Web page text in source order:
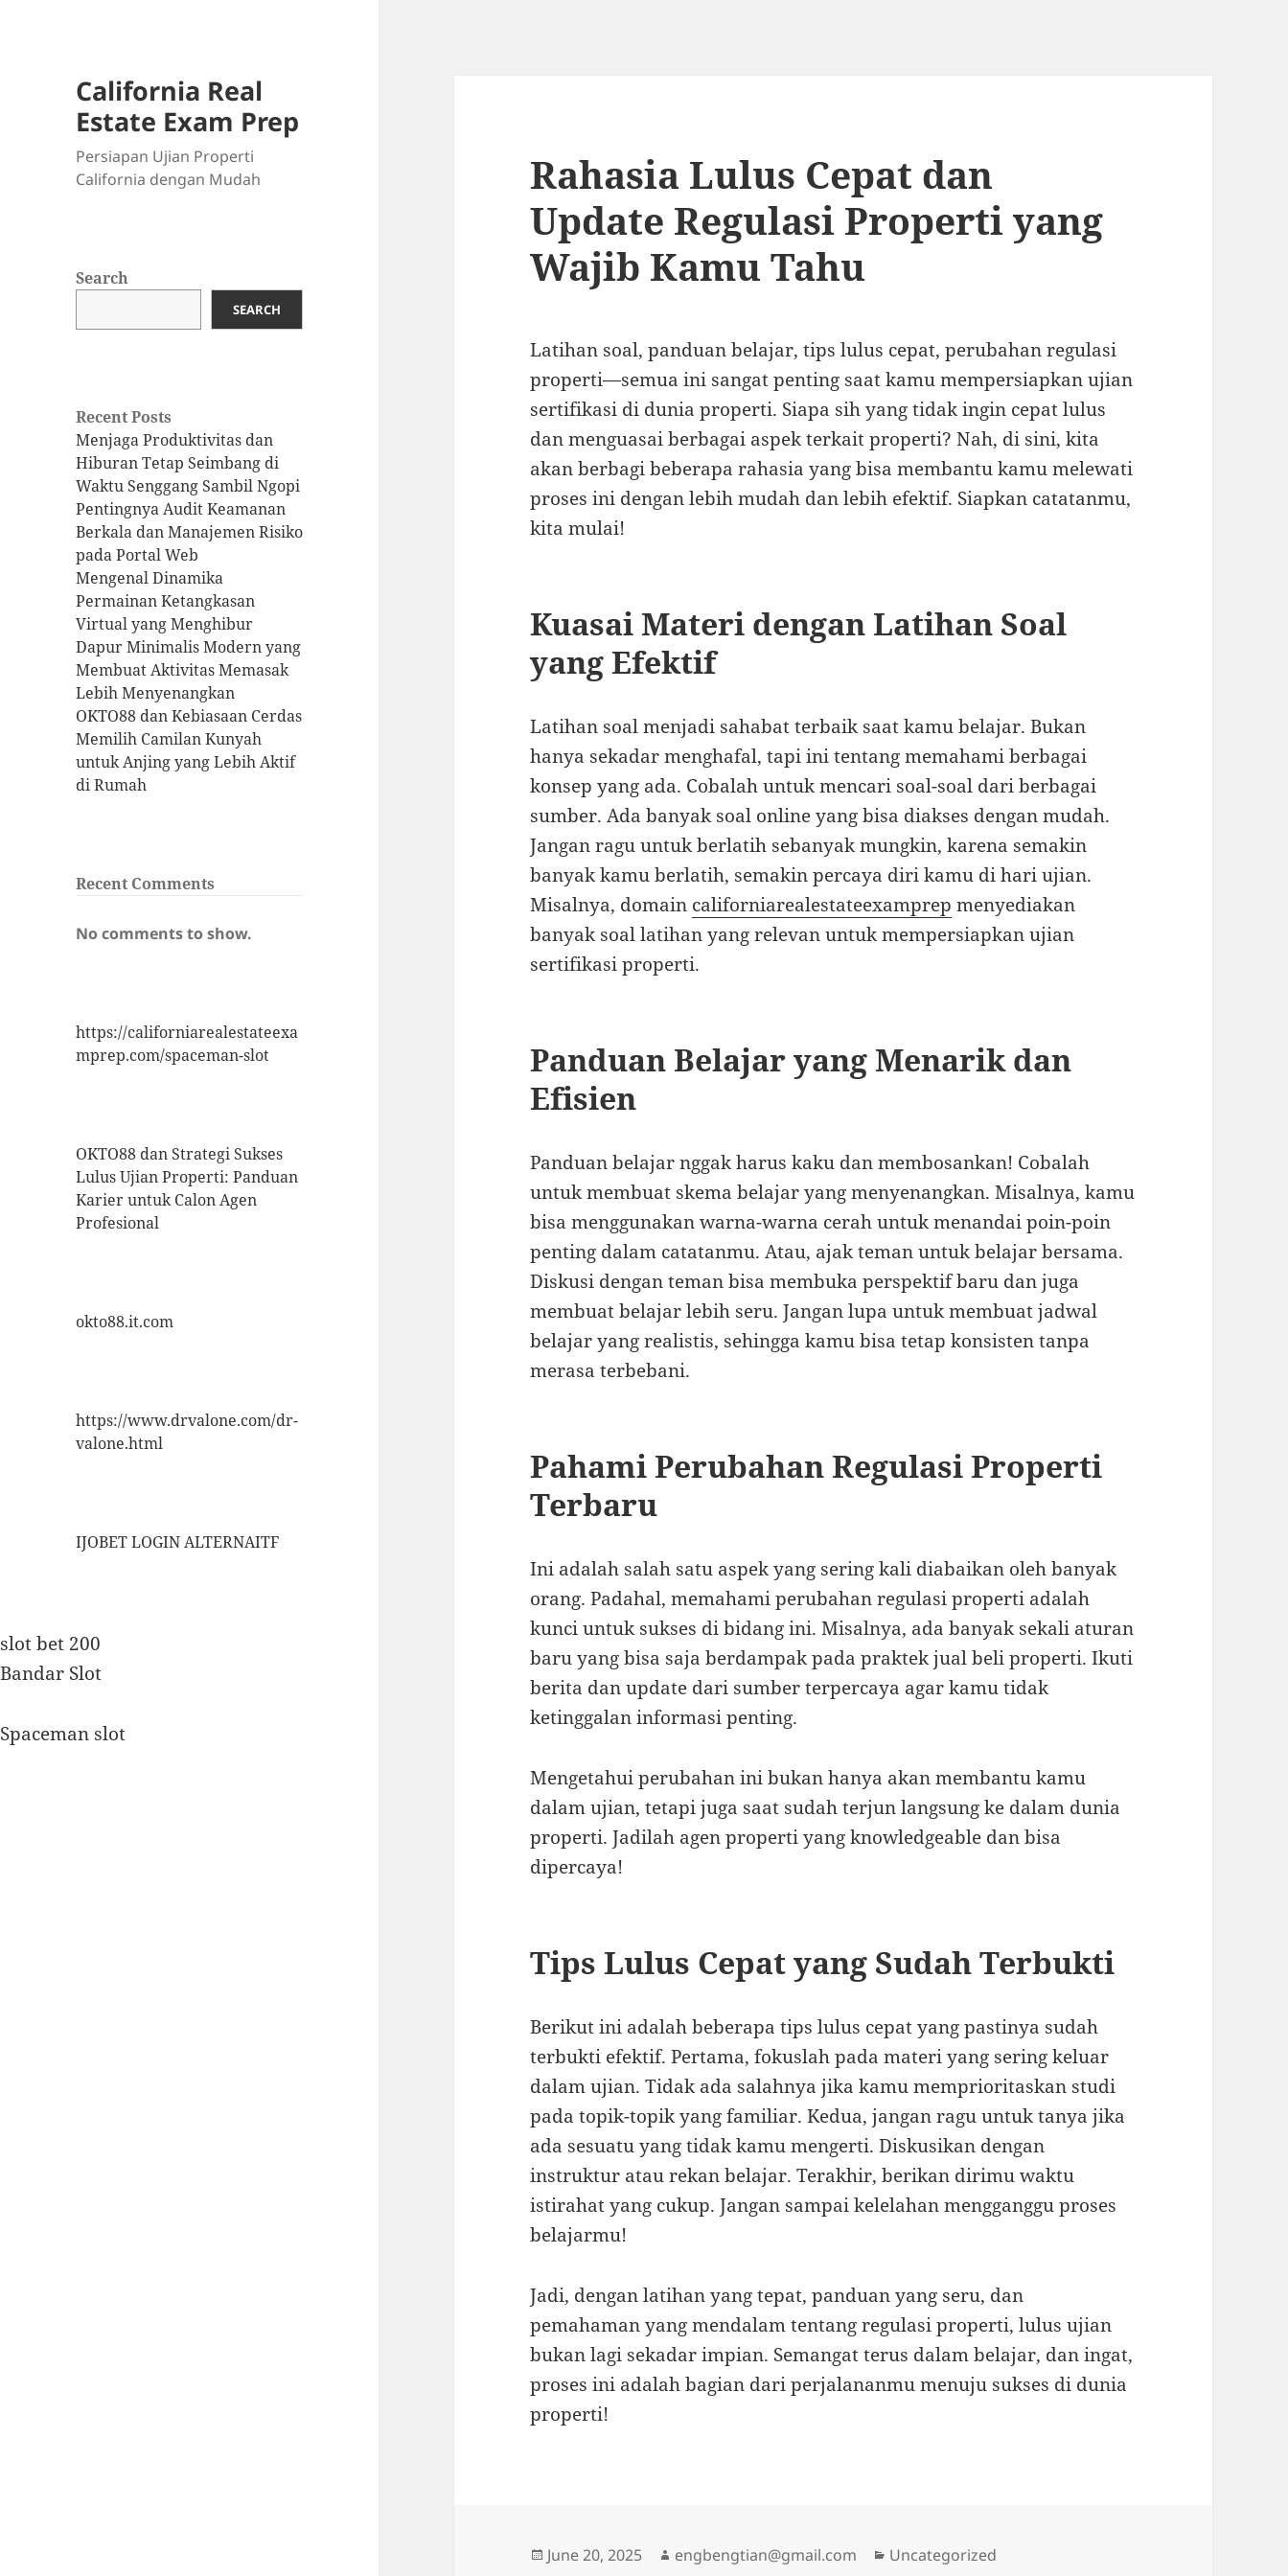
California Real
Estate Exam Prep
Persiapan Ujian Properti
California dengan Mudah
Search
SEARCH
Recent Posts
Menjaga Produktivitas dan
Hiburan Tetap Seimbang di
Waktu Senggang Sambil Ngopi
Pentingnya Audit Keamanan
Berkala dan Manajemen Risiko
pada Portal Web
Mengenal Dinamika
Permainan Ketangkasan
Virtual yang Menghibur
Dapur Minimalis Modern yang
Membuat Aktivitas Memasak
Lebih Menyenangkan
OKTO88 dan Kebiasaan Cerdas
Memilih Camilan Kunyah
untuk Anjing yang Lebih Aktif
di Rumah
Recent Comments
No comments to show.
https://californiarealestateexa
mprep.com/spaceman-slot
OKTO88 dan Strategi Sukses
Lulus Ujian Properti: Panduan
Karier untuk Calon Agen
Profesional
okto88.it.com
https://www.drvalone.com/dr-
valone.html
IJOBET LOGIN ALTERNAITF
slot bet 200
Bandar Slot
Spaceman slot
Rahasia Lulus Cepat dan
Update Regulasi Properti yang
Wajib Kamu Tahu
Latihan soal, panduan belajar, tips lulus cepat, perubahan regulasi
properti—semua ini sangat penting saat kamu mempersiapkan ujian
sertifikasi di dunia properti. Siapa sih yang tidak ingin cepat lulus
dan menguasai berbagai aspek terkait properti? Nah, di sini, kita
akan berbagi beberapa rahasia yang bisa membantu kamu melewati
proses ini dengan lebih mudah dan lebih efektif. Siapkan catatanmu,
kita mulai!
Kuasai Materi dengan Latihan Soal
yang Efektif
Latihan soal menjadi sahabat terbaik saat kamu belajar. Bukan
hanya sekadar menghafal, tapi ini tentang memahami berbagai
konsep yang ada. Cobalah untuk mencari soal-soal dari berbagai
sumber. Ada banyak soal online yang bisa diakses dengan mudah.
Jangan ragu untuk berlatih sebanyak mungkin, karena semakin
banyak kamu berlatih, semakin percaya diri kamu di hari ujian.
Misalnya, domain californiarealestateexamprep menyediakan
banyak soal latihan yang relevan untuk mempersiapkan ujian
sertifikasi properti.
Panduan Belajar yang Menarik dan
Efisien
Panduan belajar nggak harus kaku dan membosankan! Cobalah
untuk membuat skema belajar yang menyenangkan. Misalnya, kamu
bisa menggunakan warna-warna cerah untuk menandai poin-poin
penting dalam catatanmu. Atau, ajak teman untuk belajar bersama.
Diskusi dengan teman bisa membuka perspektif baru dan juga
membuat belajar lebih seru. Jangan lupa untuk membuat jadwal
belajar yang realistis, sehingga kamu bisa tetap konsisten tanpa
merasa terbebani.
Pahami Perubahan Regulasi Properti
Terbaru
Ini adalah salah satu aspek yang sering kali diabaikan oleh banyak
orang. Padahal, memahami perubahan regulasi properti adalah
kunci untuk sukses di bidang ini. Misalnya, ada banyak sekali aturan
baru yang bisa saja berdampak pada praktek jual beli properti. Ikuti
berita dan update dari sumber terpercaya agar kamu tidak
ketinggalan informasi penting.
Mengetahui perubahan ini bukan hanya akan membantu kamu
dalam ujian, tetapi juga saat sudah terjun langsung ke dalam dunia
properti. Jadilah agen properti yang knowledgeable dan bisa
dipercaya!
Tips Lulus Cepat yang Sudah Terbukti
Berikut ini adalah beberapa tips lulus cepat yang pastinya sudah
terbukti efektif. Pertama, fokuslah pada materi yang sering keluar
dalam ujian. Tidak ada salahnya jika kamu memprioritaskan studi
pada topik-topik yang familiar. Kedua, jangan ragu untuk tanya jika
ada sesuatu yang tidak kamu mengerti. Diskusikan dengan
instruktur atau rekan belajar. Terakhir, berikan dirimu waktu
istirahat yang cukup. Jangan sampai kelelahan mengganggu proses
belajarmu!
Jadi, dengan latihan yang tepat, panduan yang seru, dan
pemahaman yang mendalam tentang regulasi properti, lulus ujian
bukan lagi sekadar impian. Semangat terus dalam belajar, dan ingat,
proses ini adalah bagian dari perjalananmu menuju sukses di dunia
properti!
Posted
June 20, 2025 Author
engbengtian@gmail.com Categories
Uncategorized